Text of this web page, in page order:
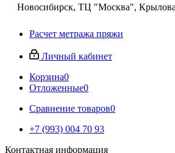
Новосибирск, ТЦ "Москва",
Расчет метража пряжи
Личный кабинет
Корзина0
Отложенные0
Сравнение товаров0
+7 (993) 004 70 93
Контактная информация